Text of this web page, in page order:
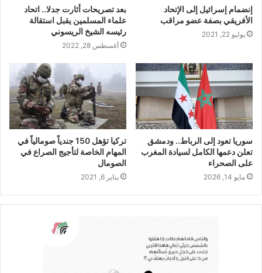
إنضمام إسرائيل إلى الإتحاد
الأفريقي بصفة عضو مراقب
يوليو 22, 2021
بعد تصريحات أثارت جدلا.. اتحاد
علماء المسلمين يقبل استقالة
رئيسه الشيخ الريسوني
أغسطس 28, 2022
سوريا تعود إلى الرباط.. ودمشق
تعلن دعمها الكامل لسيادة المغرب
على الصحراء
مايو 14, 2026
تركيا تؤهل 150 جندياً صومالياً في
المهام الخاصة لتأجيج الصراع في
الصومال
يناير 6, 2021